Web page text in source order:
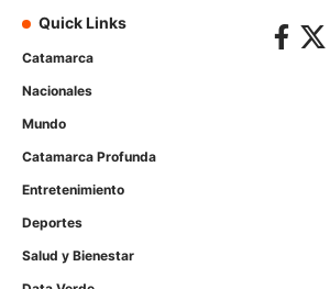
Quick Links
Catamarca
Nacionales
Mundo
Catamarca Profunda
Entretenimiento
Deportes
Salud y Bienestar